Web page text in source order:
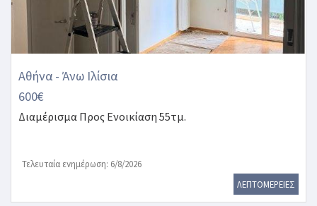
Αθήνα - Άνω Ιλίσια
600€
Διαμέρισμα Προς Ενοικίαση 55τμ.
Τελευταία ενημέρωση: 6/8/2026
ΛΕΠΤΟΜΕΡΕΙΕΣ